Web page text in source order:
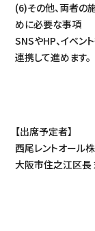
(6)その他、両者の
めに必要な事項
SNSやHP、イベン
連携して進めます。
【出席予定者】
西尾レントオール
大阪市住之江区長